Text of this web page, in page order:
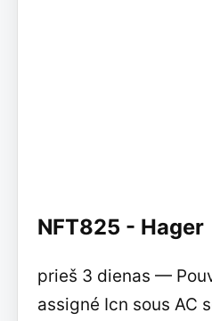
NFT825 - Hager
prieš 3 dienas —
assigné Icn sous AC